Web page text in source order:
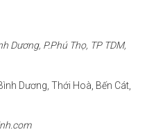
Dương, P.Phú Thọ, TP TDM,
Dương, Thới Hoà, Bến Cát,